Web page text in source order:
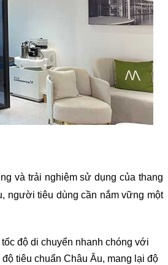
và trải nghiệm sử dụng của thang
người tiêu dùng cần nắm vững một
độ di chuyển nhanh chóng với
tiêu chuẩn Châu Âu, mang lại độ